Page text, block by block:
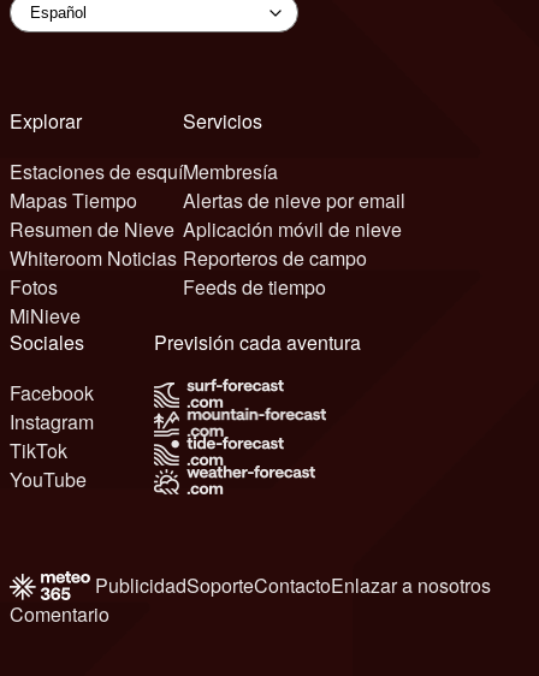
Explorar
Estaciones de esquí
Mapas Tiempo
Resumen de Nieve
Whiteroom Noticias
Fotos
MiNieve
Servicios
Membresía
Alertas de nieve por email
Aplicación móvil de nieve
Reporteros de campo
Feeds de tiempo
Sociales
Facebook
Instagram
TikTok
YouTube
Previsión cada aventura
PublicidadSoporteContactoEnlazar a nosotros
Comentario